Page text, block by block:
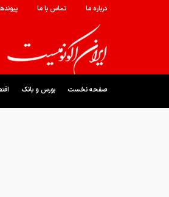
درباره ما تماس با ما
صفحه نخست بورس و بانک